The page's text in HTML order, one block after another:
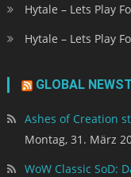
Hytale – Lets Play
Hytale – Lets Play
GLOBAL
Ashes of Creation
Montag, 31. März
WoW Classic SoD: